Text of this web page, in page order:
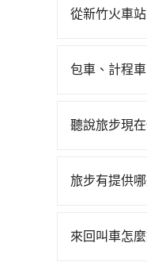
前排班的計
至少額外負
天就要來回
時40元路邊
的車門仍未
點仍有段距
從新竹火車
到車，也可
包車、計程
程車最貴，
可選用大眾
聽說旅步現
到府接送，機
旅步有提供
專人回覆您。
來回叫車怎